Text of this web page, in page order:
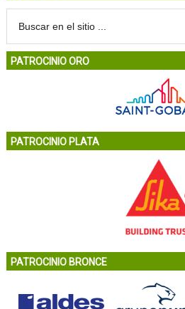
PATROCINIO ORO
PATROCINIO PLATA
PATROCINIO BRONCE